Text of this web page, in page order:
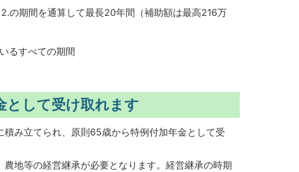
の期間を通算して最長20年間（補助額は最高216万
るすべての期間
として受け取れます
み立てられ、原則65歳から特例付加年金として受
地等の経営継承が必要となります。経営継承の時期